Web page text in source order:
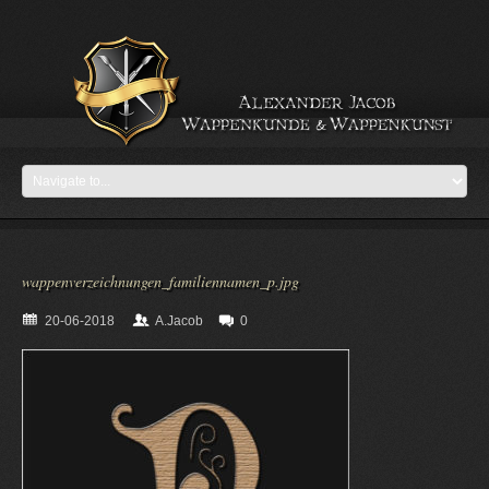
wappenverzeichnungen_familiennamen_p.jpg
20-06-2018 A.Jacob 0